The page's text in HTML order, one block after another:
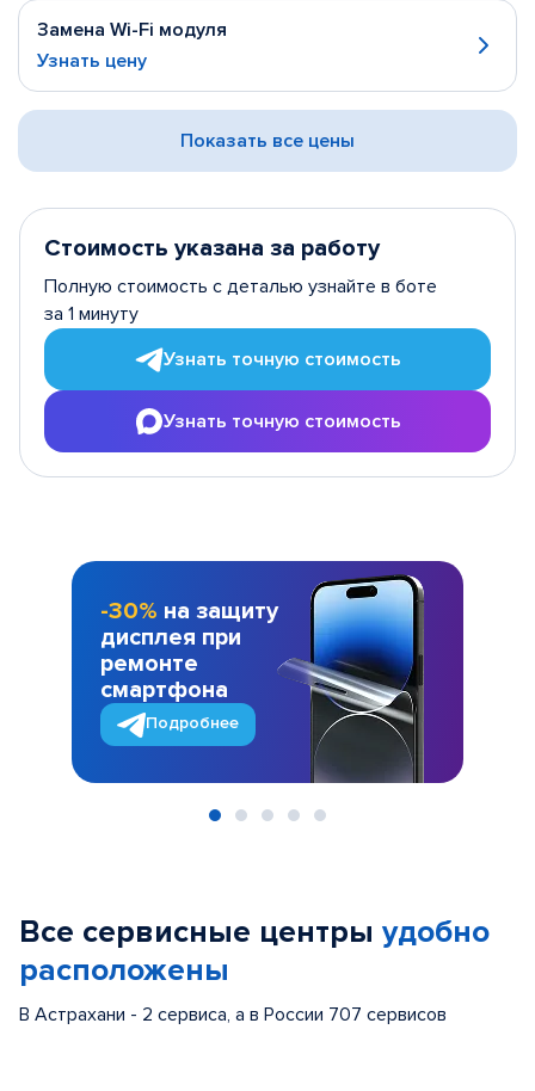
Замена Wi-Fi модуля
Узнать цену
Показать все цены
Стоимость указана за работу
Полную стоимость с деталью узнайте в боте
за 1 минуту
Узнать точную стоимость
Узнать точную стоимость
-30% на защиту
дисплея при
ремонте
смартфона
Подробнее
Все сервисные центры удобно
расположены
В Астрахани - 2 сервиса, а в России 707 сервисов